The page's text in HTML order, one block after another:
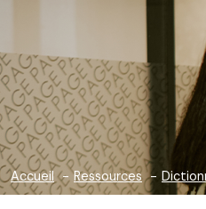
Accueil Ressources